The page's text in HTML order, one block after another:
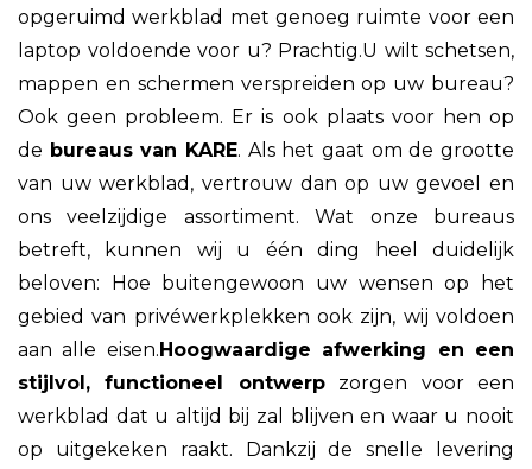
opgeruimd werkblad met genoeg ruimte voor een
laptop voldoende voor u? Prachtig.U wilt schetsen,
mappen en schermen verspreiden op uw bureau?
Ook geen probleem. Er is ook plaats voor hen op
de bureaus van KARE. Als het gaat om de grootte
van uw werkblad, vertrouw dan op uw gevoel en
ons veelzijdige assortiment. Wat onze bureaus
betreft, kunnen wij u één ding heel duidelijk
beloven: Hoe buitengewoon uw wensen op het
gebied van privéwerkplekken ook zijn, wij voldoen
aan alle eisen.Hoogwaardige afwerking en een
stijlvol, functioneel ontwerpzorgen voor een
werkblad dat u altijd bij zal blijven en waar u nooit
op uitgekeken raakt. Dankzij de snelle levering